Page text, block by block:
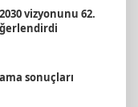
vizyonunu 62.
sonuçları